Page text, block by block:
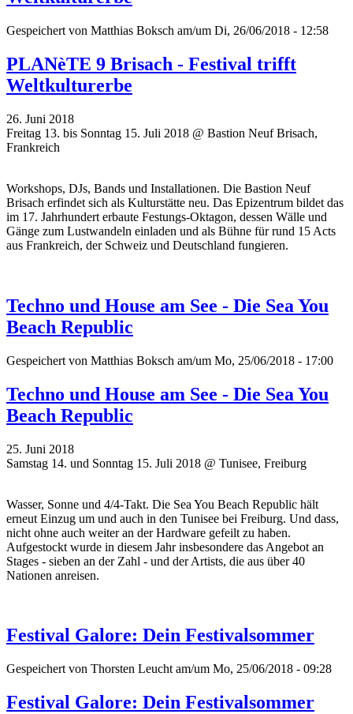
Gespeichert von Matthias Boksch am/um Di, 26/06/2018 - 12:58
PLANèTE 9 Brisach - Festival trifft
Weltkulturerbe
26. Juni 2018
Freitag 13. bis Sonntag 15. Juli 2018 @ Bastion Neuf Brisach,
Frankreich
Workshops, DJs, Bands und Installationen. Die Bastion Neuf
Brisach erfindet sich als Kulturstätte neu. Das Epizentrum bildet das
im 17. Jahrhundert erbaute Festungs-Oktagon, dessen Wälle und
Gänge zum Lustwandeln einladen und als Bühne für rund 15 Acts
aus Frankreich, der Schweiz und Deutschland fungieren.
Techno und House am See - Die Sea You
Beach Republic
Gespeichert von Matthias Boksch am/um Mo, 25/06/2018 - 17:00
Techno und House am See - Die Sea You
Beach Republic
25. Juni 2018
Samstag 14. und Sonntag 15. Juli 2018 @ Tunisee, Freiburg
Wasser, Sonne und 4/4-Takt. Die Sea You Beach Republic hält
erneut Einzug um und auch in den Tunisee bei Freiburg. Und dass,
nicht ohne auch weiter an der Hardware gefeilt zu haben.
Aufgestockt wurde in diesem Jahr insbesondere das Angebot an
Stages - sieben an der Zahl - und der Artists, die aus über 40
Nationen anreisen.
Festival Galore: Dein Festivalsommer
Gespeichert von Thorsten Leucht am/um Mo, 25/06/2018 - 09:28
Festival Galore: Dein Festivalsommer